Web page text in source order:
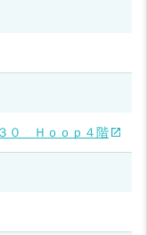
０ Ｈｏｏｐ４階